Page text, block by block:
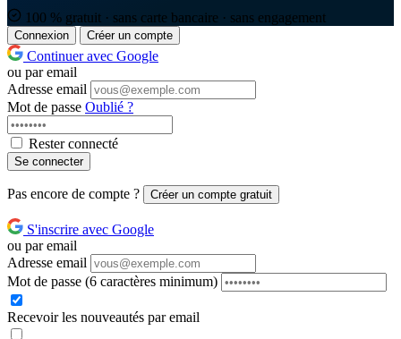
100 % gratuit · sans carte bancaire · sans engagement
Connexion Créer un compte
Continuer avec Google
ou par email
Adresse email
Mot de passe Oublié ?
Rester connecté
Se connecter
Pas encore de compte ? Créer un compte gratuit
S'inscrire avec Google
ou par email
Adresse email
Mot de passe (6 caractères minimum)
Recevoir les nouveautés par email